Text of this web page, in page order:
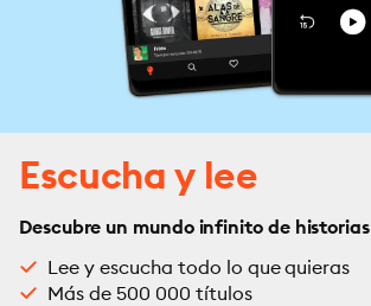
Escucha y lee
Descubre un mundo infinito de historias
Lee y escucha todo lo que quieras
Más de 500 000 títulos